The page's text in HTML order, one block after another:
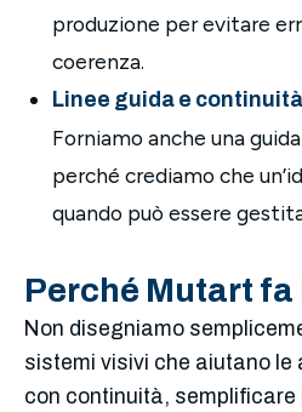
produzione per evitare
coerenza.
Linee guida e
Forniamo anche una
perché crediamo che
quando può essere
Perché Mutart
Non disegniamo
sistemi visivi che aiutano le
con continuità, semplificare